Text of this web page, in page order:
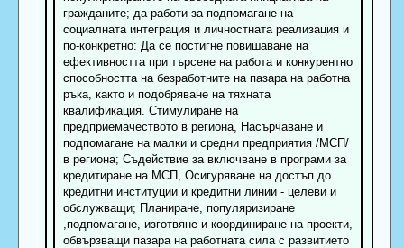
гражданите; да работи за подпомагане на
социалната интеграция и личностната реализация и
по-конкретно: Да се постигне повишаване на
ефективността при търсене на работа и конкурентно
способността на безработните на пазара на работна
ръка, както и подобряване на тяхната
квалификация. Стимулиране на
предприемачеството в региона, Насърчаване и
подпомагане на малки и средни предприятия /МСП/
в региона; Съдействие за включване в програми за
кредитиране на МСП, Осигуряване на достъп до
кредитни институции и кредитни линии - целеви и
обслужващи; Планиране, популяризиране
,подпомагане, изготвяне и координиране на проекти,
обвързващи пазара на работната сила с развитието